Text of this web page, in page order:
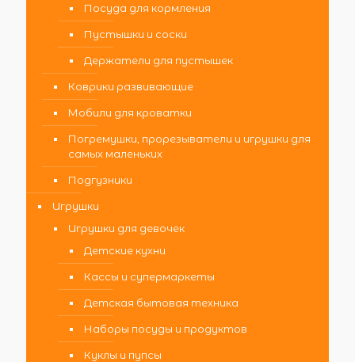
Посуда для кормления
Пустышки и соски
Держатели для пустышек
Коврики развивающие
Мобили для кроватки
Погремушки, прорезыватели и игрушки для
самых маленьких
Подгузники
Игрушки
Игрушки для девочек
Детские кухни
Кассы и супермаркеты
Детская бытовая техника
Наборы посуды и продуктов
Куклы и пупсы